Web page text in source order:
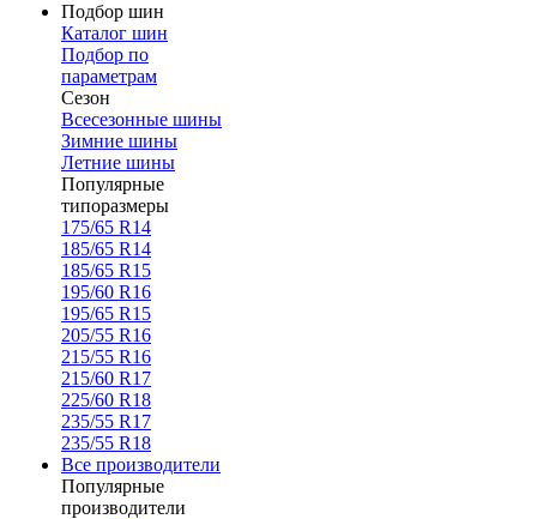
Подбор шин
Каталог шин
Подбор по
параметрам
Сезон
Всесезонные шины
Зимние шины
Летние шины
Популярные
типоразмеры
175/65 R14
185/65 R14
185/65 R15
195/60 R16
195/65 R15
205/55 R16
215/55 R16
215/60 R17
225/60 R18
235/55 R17
235/55 R18
Все производители
Популярные
производители